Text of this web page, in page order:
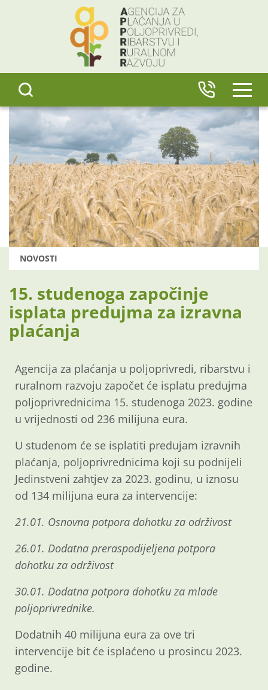
NOVOSTI
15. studenoga započinje
isplata predujma za izravna
plaćanja
Agencija za plaćanja u poljoprivredi, ribarstvu i
ruralnom razvoju započet će isplatu predujma
poljoprivrednicima 15. studenoga 2023. godine
u vrijednosti od 236 milijuna eura.
U studenom će se isplatiti predujam izravnih
plaćanja, poljoprivrednicima koji su podnijeli
Jedinstveni zahtjev za 2023. godinu, u iznosu
od 134 milijuna eura za intervencije:
21.01. Osnovna potpora dohotku za održivost
26.01. Dodatna preraspodijeljena potpora
dohotku za održivost
30.01. Dodatna potpora dohotku za mlade
poljoprivrednike.
Dodatnih 40 milijuna eura za ove tri
intervencije bit će isplaćeno u prosincu 2023.
godine.